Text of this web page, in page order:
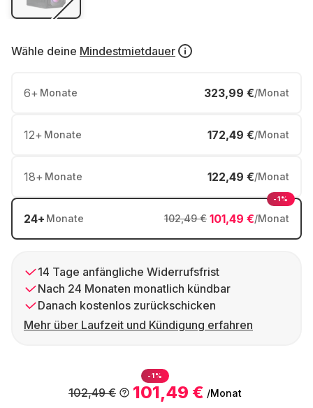
Wähle deine Mindestmietdauer
6+ Monate 323,99 €/Monat
12+ Monate 172,49 €/Monat
18+ Monate 122,49 €/Monat
24+ Monate 101,49 €/Monat
102,49 €
-1%
14 Tage anfängliche Widerrufsfrist
Nach 24 Monaten monatlich kündbar
Danach kostenlos zurückschicken
Mehr über Laufzeit und Kündigung erfahren
-1%
101,49 € /Monat
102,49 €